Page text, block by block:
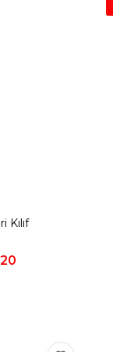
Kılıf